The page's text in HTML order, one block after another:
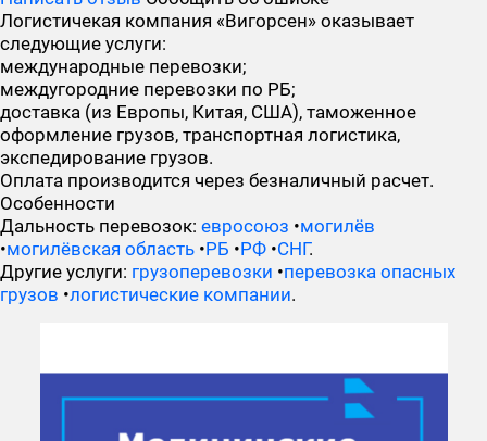
Логистичекая компания «Вигорсен» оказывает
следующие услуги:
международные перевозки;
междугородние перевозки по РБ;
доставка (из Европы, Китая, США), таможенное
оформление грузов, транспортная логистика,
экспедирование грузов.
Оплата производится через безналичный расчет.
Особенности
Дальность перевозок: евросоюз •могилёв
•могилёвская область •РБ •РФ •СНГ.
Другие услуги: грузоперевозки •перевозка опасных
грузов •логистические компании.